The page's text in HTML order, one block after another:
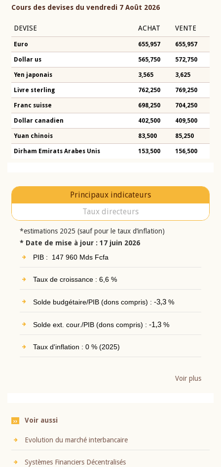
Cours des devises du vendredi 7 Août 2026
DEVISE ACHAT VENTE
Euro 655,957 655,957
Dollar us 565,750 572,750
Yen japonais 3,565 3,625
Livre sterling 762,250 769,250
Franc suisse 698,250 704,250
Dollar canadien 402,500 409,500
Yuan chinois 83,500 85,250
Dirham Emirats Arabes Unis 153,500 156,500
Principaux indicateurs
Taux directeurs
*estimations 2025 (sauf pour le taux d’inflation)
* Date de mise à jour : 17 juin 2026
PIB : 147 960 Mds Fcfa
Taux de croissance : 6,6 %
Solde budgétaire/PIB (dons compris) : -3,3%
Solde ext. cour./PIB (dons compris) : -1,3%
Taux d'inflation : 0 % (2025)
Voir plus
Voir aussi
Evolution du marché interbancaire
Systèmes Financiers Décentralisés